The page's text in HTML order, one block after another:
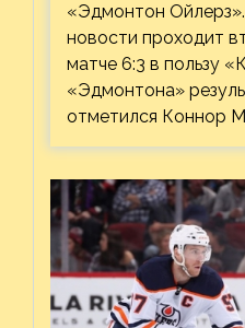
«Эдмонтон
новости проходит
матче 6:3 в пользу
«Эдмонтона»
отметился Коннор